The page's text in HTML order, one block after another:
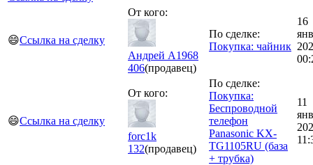
😄Ссылка на сделку
От кого:
Андрей А1968
406(продавец)
По сделке:
Покупка: чайник
16
янв
😄Ссылка на сделку
От кого:
forc1k
132(продавец)
По сделке:
Покупка:
Беспроводной
телефон
Panasonic KX-
TG1105RU (база
+ трубка)
11
янв